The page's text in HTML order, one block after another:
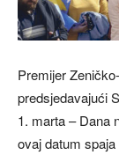
Premijer
predsjedavajući
1. marta – Dana
ovaj datum